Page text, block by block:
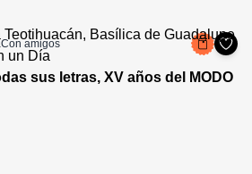
Con amigos
sus letras, XV años del MODO